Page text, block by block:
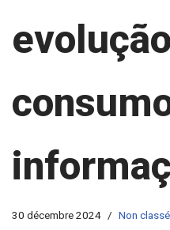
30 décembre 2024 Non classé